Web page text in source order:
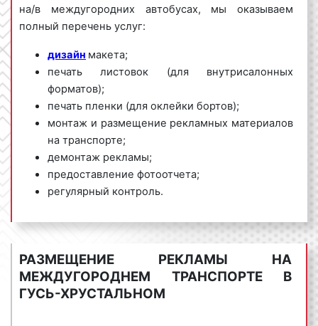
на/в междугородних автобусах, мы оказываем
полный перечень услуг:
дизайн макета;
печать листовок (для внутрисалонных
форматов);
печать пленки (для оклейки бортов);
монтаж и размещение рекламных материалов
на транспорте;
демонтаж рекламы;
предоставление фотоотчета;
регулярный контроль.
Рекламное агентство «Фасад Медиа Групп»
предлагает большой выбор маршрутов, гибкие
условия размещения рекламы на/в междугородних
автобусах в Гусь-Хрустальном и Владимирской
области, выгодные цены. Для получения
РАЗМЕЩЕНИЕ РЕКЛАМЫ НА
МЕЖДУГОРОДНЕМ ТРАНСПОРТЕ В
ГУСЬ-ХРУСТАЛЬНОМ